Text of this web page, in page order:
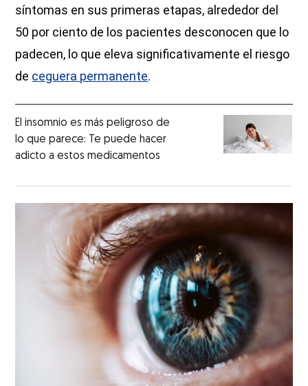
síntomas en sus primeras etapas, alrededor del
50 por ciento de los pacientes desconocen que lo
padecen, lo que eleva significativamente el riesgo
de ceguera permanente.
El insomnio es más peligroso de
lo que parece: Te puede hacer
adicto a estos medicamentos